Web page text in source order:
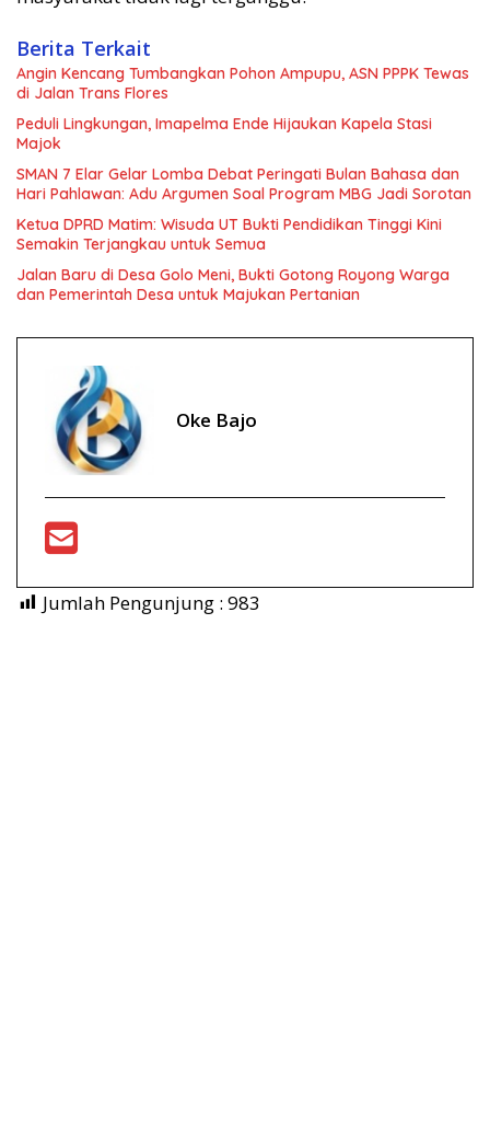
Berita Terkait
Angin Kencang Tumbangkan Pohon Ampupu, ASN PPPK Tewas
di Jalan Trans Flores
Peduli Lingkungan, Imapelma Ende Hijaukan Kapela Stasi
Majok
SMAN 7 Elar Gelar Lomba Debat Peringati Bulan Bahasa dan
Hari Pahlawan: Adu Argumen Soal Program MBG Jadi Sorotan
Ketua DPRD Matim: Wisuda UT Bukti Pendidikan Tinggi Kini
Semakin Terjangkau untuk Semua
Jalan Baru di Desa Golo Meni, Bukti Gotong Royong Warga
dan Pemerintah Desa untuk Majukan Pertanian
Oke Bajo
Jumlah Pengunjung : 983